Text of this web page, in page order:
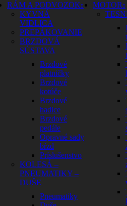
RÁM A PODVOZOK
KYVNÁ
VIDLICA
PREPÁKOVANIE
BRZDOVÁ
SÚSTAVA
Brzdové
platničky
Brzdové
kotúče
Brzdové
hadice
Brzdové
pedále
Opravné sady
bŕzd
Príslušenstvo
KOLESÁ –
PNEUMATIKY –
DUŠE
Pneumatiky
MOTOR